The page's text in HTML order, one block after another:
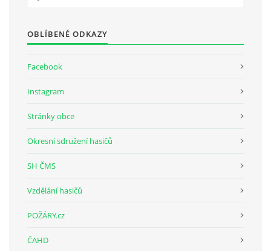
KROUŽEK MH
SVATÝ FLORIÁN
ARCHIV
OBLÍBENÉ ODKAZY
Facebook
Instagram
Stránky obce
Okresní sdružení hasičů
SH ČMS
Vzdělání hasičů
POŽÁRY.cz
ČAHD